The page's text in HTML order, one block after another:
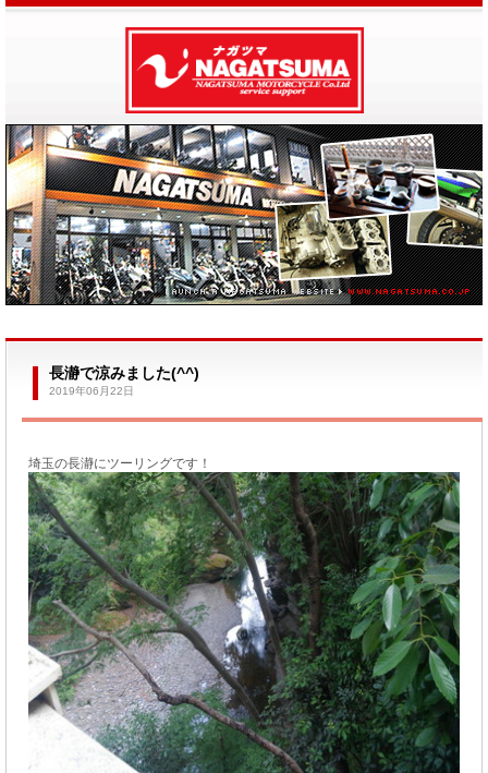
長瀞で涼みました(^^)
2019年06月22日
埼玉の長瀞にツーリングです！